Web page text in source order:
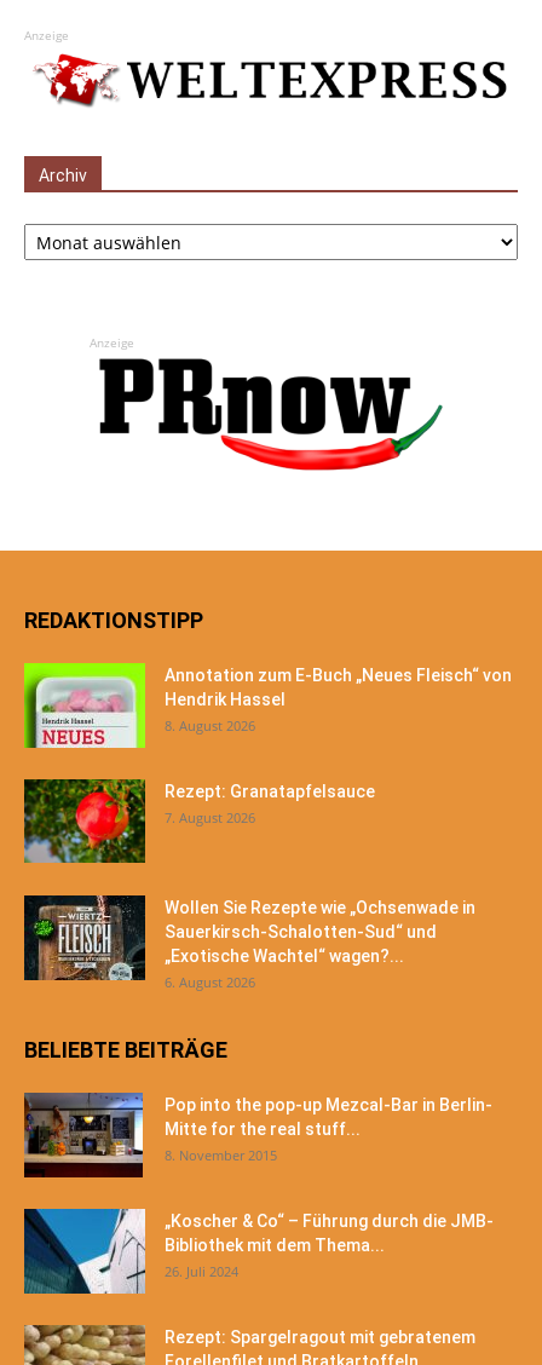
Anzeige
Archiv
Archiv
Anzeige
REDAKTIONSTIPP
Annotation zum E-Buch „Neues Fleisch“ von
Hendrik Hassel
8. August 2026
Rezept: Granatapfelsauce
7. August 2026
Wollen Sie Rezepte wie „Ochsenwade in
Sauerkirsch-Schalotten-Sud“ und
„Exotische Wachtel“ wagen?...
6. August 2026
BELIEBTE BEITRÄGE
Pop into the pop-up Mezcal-Bar in Berlin-
Mitte for the real stuff...
8. November 2015
„Koscher & Co“ – Führung durch die JMB-
Bibliothek mit dem Thema...
26. Juli 2024
Rezept: Spargelragout mit gebratenem